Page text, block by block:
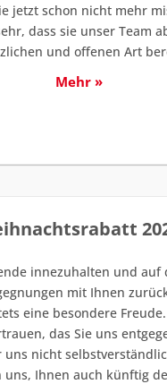
jetzt schon nicht mehr
dass sie unser Team
und offenen Art
Mehr »
innezuhalten und auf
mit Ihnen
eine besondere
das Sie uns
uns nicht
uns, Ihnen auch künftig